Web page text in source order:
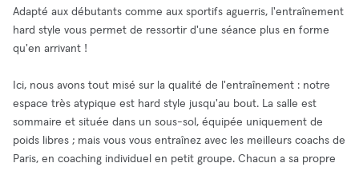
Adapté aux débutants comme aux sportifs aguerris, l'entraînement
hard style vous permet de ressortir d'une séance plus en forme
qu'en arrivant !
Ici, nous avons tout misé sur la qualité de l'entraînement : notre
espace très atypique est hard style jusqu'au bout. La salle est
sommaire et située dans un sous-sol, équipée uniquement de
poids libres ; mais vous vous entraînez avec les meilleurs coachs de
Paris, en coaching individuel en petit groupe. Chacun a sa propre